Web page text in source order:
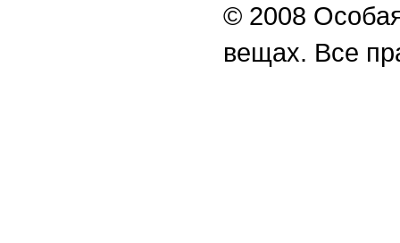
© 2008
вещах. Все